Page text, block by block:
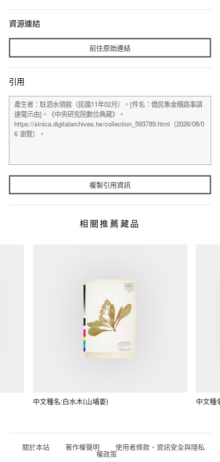
資源連結
前往原始連結
引用
複製引用資訊
相關推薦藏品
中文種名:白水木(山埔姜) 中文種
關於本站 著作權聲明 使用者條款、資訊安全與隱私
權政策